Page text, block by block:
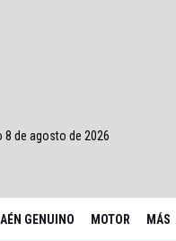
8 de agosto de 2026
GENUINO MOTOR MÁS